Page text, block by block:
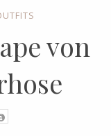
von